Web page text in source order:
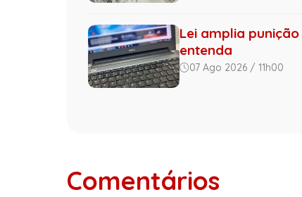
Lei amplia
entenda
07 Ago 2026 / 11h00
Comentários